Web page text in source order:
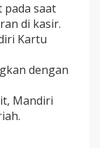
saat
di kasir.
Kartu
dengan
Mandiri